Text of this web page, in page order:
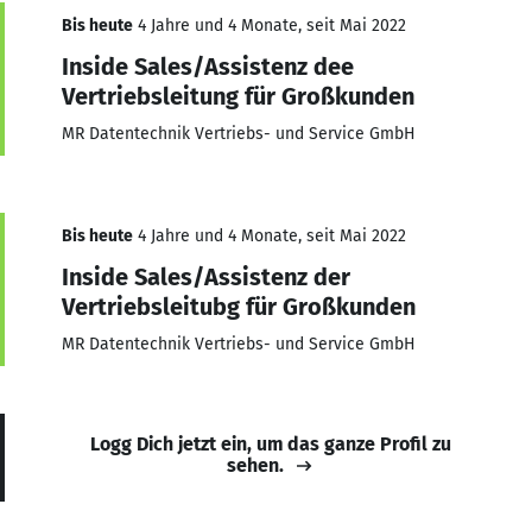
Bis heute 4 Jahre und 4 Monate, seit Mai 2022
Inside Sales/Assistenz dee
Vertriebsleitung für Großkunden
MR Datentechnik Vertriebs- und Service GmbH
Bis heute 4 Jahre und 4 Monate, seit Mai 2022
Inside Sales/Assistenz der
Vertriebsleitubg für Großkunden
MR Datentechnik Vertriebs- und Service GmbH
Logg Dich jetzt ein, um das ganze Profil zu
sehen.